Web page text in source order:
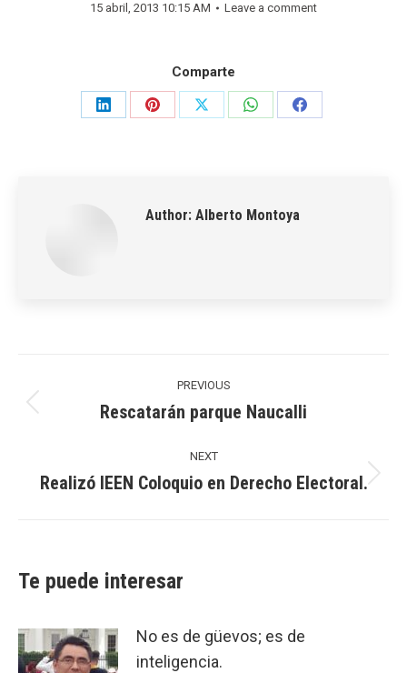
15 abril, 2013 10:15 AM
Leave a comment
Comparte
Share
Share
Share
Share
Share
Author: Alberto Montoya
navigation
PREVIOUS
Previous
Rescatarán parque Naucalli
NEXT
Next
Realizó IEEN Coloquio en Derecho Electoral.
Te puede interesar
No es de güevos; es de
inteligencia.